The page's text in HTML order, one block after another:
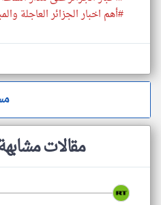
#أهم اخبار الجزائر العاجلة
مقالات